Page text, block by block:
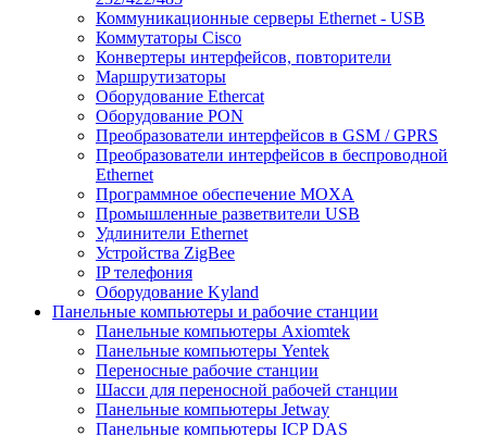
Коммуникационные серверы Ethernet - USB
Коммутаторы Cisco
Конвертеры интерфейсов, повторители
Маршрутизаторы
Оборудование Ethercat
Оборудование PON
Преобразователи интерфейсов в GSM / GPRS
Преобразователи интерфейсов в беспроводной
Ethernet
Программное обеспечение MOXA
Промышленные разветвители USB
Удлинители Ethernet
Устройства ZigBee
IP телефония
Оборудование Kyland
Панельные компьютеры и рабочие станции
Панельные компьютеры Axiomtek
Панельные компьютеры Yentek
Переносные рабочие станции
Шасси для переносной рабочей станции
Панельные компьютеры Jetway
Панельные компьютеры ICP DAS